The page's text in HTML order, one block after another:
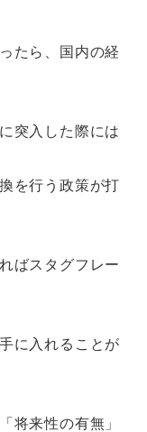
たら、国内の経
突入した際には
を行う政策が打
ばスタグフレー
に入れることが
将来性の有無」